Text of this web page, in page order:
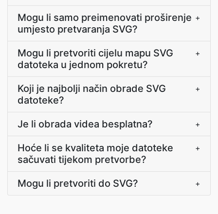
Mogu li samo preimenovati proširenje
umjesto pretvaranja SVG?
+
Mogu li pretvoriti cijelu mapu SVG
datoteka u jednom pokretu?
+
Koji je najbolji način obrade SVG
datoteke?
+
Je li obrada videa besplatna? +
Hoće li se kvaliteta moje datoteke
sačuvati tijekom pretvorbe?
+
Mogu li pretvoriti do SVG? +